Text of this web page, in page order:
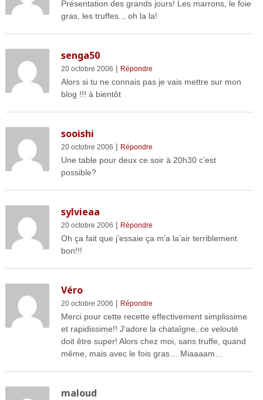
Présentation des grands jours! Les marrons, le foie
gras, les truffes.., oh la la!
senga50
20 octobre 2006 | Répondre
Alors si tu ne connais pas je vais mettre sur mon
blog !!! à bientôt
sooishi
20 octobre 2006 | Répondre
Une table pour deux ce soir à 20h30 c’est
possible?
sylvieaa
20 octobre 2006 | Répondre
Oh ça fait que j’essaie ça m’a la’air terriblement
bon!!!
Véro
20 octobre 2006 | Répondre
Merci pour cette recette effectivement simplissime
et rapidissime!! J’adore la chataîgne, ce velouté
doit être super! Alors chez moi, sans truffe, quand
même, mais avec le fois gras… Miaaaam…
maloud